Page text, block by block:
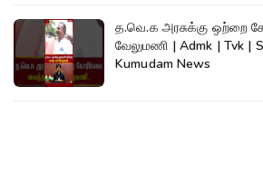
த.வெ.க அரசுக்கு ஒற்றை
வேலுமணி | Admk | Tvk | SP.Velumani |
Kumudam News